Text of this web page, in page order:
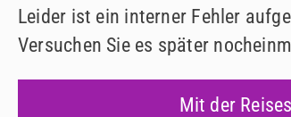
Leider ist ein interner Fehler
Versuchen Sie es später
Mit der